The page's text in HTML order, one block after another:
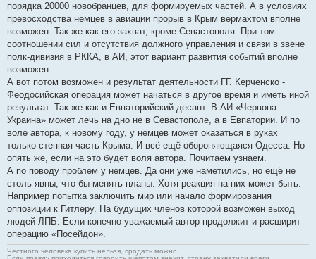
порядка 20000 новобранцев, для формируемых частей. А в условиях
превосходства немцев в авиации прорыв в Крым вермахтом вполне
возможен. Так же как его захват, кроме Севастополя. При том
соотношении сил и отсутствия должного управления и связи в звене
полк-дивизия в РККА, в АИ, этот вариант развития событий вполне
возможен.
А вот потом возможен и результат деятельности ГГ. Керченско -
Феодосийская операция может начаться в другое время и иметь иной
результат. Так же как и Евпаторийский десант. В АИ «Червона
Украина» может лечь на дно не в Севастополе, а в Евпатории. И по
воле автора, к новому году, у немцев может оказаться в руках
только степная часть Крыма. И всё ещё обороняющаяся Одесса. Но
опять же, если на это будет воля автора. Почитаем узнаем.
А по поводу проблем у немцев. Да они уже наметились, но ещё не
столь явны, что бы менять планы. Хотя реакция на них может быть.
Например попытка заключить мир или начало формирования
оппозиции к Гитлеру. На будущих членов которой возможен выход
людей ЛПБ. Если конечно уважаемый автор продолжит и расширит
операцию «Посейдон».
Честного человека купить нельзя, продать можно.